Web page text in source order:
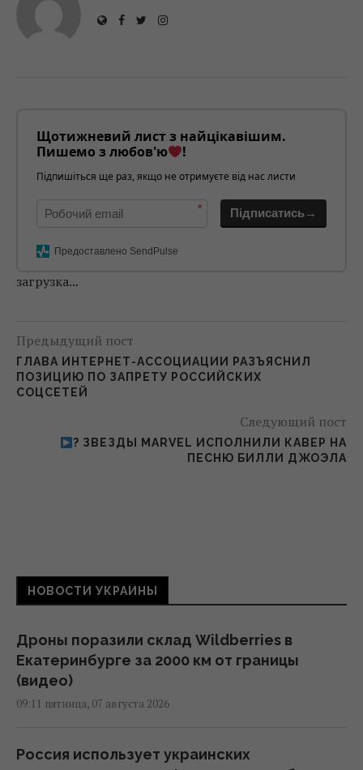
Щотижневий лист з найцікавішим.
Пишемо з любов'ю
!
Підпишіться ще раз, якщо не отримуєте від нас листи
* Підписатись→
Предоставлено SendPulse
загрузка...
Предыдущий пост
ГЛАВА ИНТЕРНЕТ-АССОЦИАЦИИ РАЗЪЯСНИЛ
ПОЗИЦИЮ ПО ЗАПРЕТУ РОССИЙСКИХ
СОЦСЕТЕЙ
Следующий пост
? ЗВЕЗДЫ MARVEL ИСПОЛНИЛИ КАВЕР НА
ПЕСНЮ БИЛЛИ ДЖОЭЛА
НОВОСТИ УКРАИНЫ
Дроны поразили склад Wildberries в
Екатеринбурге за 2000 км от границы
(видео)
09:11 пятница, 07 августа 2026
Россия использует украинских